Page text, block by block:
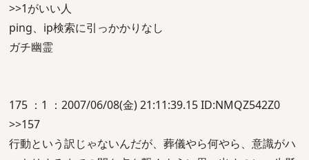
>>1がいい人
ping、ip検索に引っかかりなし
ガチ幽霊
175 ：1 ：2007/06/08(金) 21:11:39.15 ID:NMQZ542Z0
>>157
行動という訳じゃないんだが、葬儀やら何やら、意識がハ